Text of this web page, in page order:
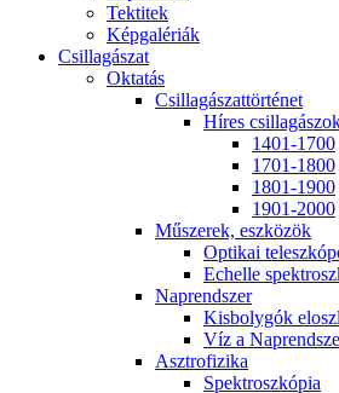
Tek­ti­tek
Kép­ga­lé­ri­ák
Csil­la­gá­szat
Ok­ta­tás
Csil­la­gá­szat­tör­té­net
Hí­res
1401-1700
1701-1800
1801-1900
1901-2000
Mű­sze­rek, esz­kö­zök
Op­ti­kai
Echel­le
Nap­rend­szer
Kis­boly­gók
Víz a
Aszt­ro­fi­zi­ka
Spekt­rosz­kó­pia